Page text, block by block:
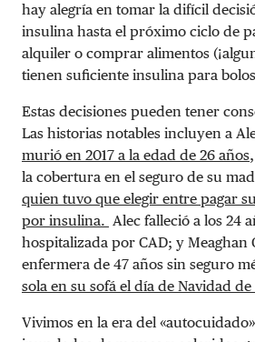
hay alegría en tomar la difícil
insulina hasta el próximo ciclo de
alquiler o comprar alimentos
tienen suficiente insulina para
Estas decisiones pueden tener
Las historias notables incluyen a
murió en 2017 a la edad de 26 años
la cobertura en el seguro de su
quien tuvo que elegir entre pagar
por insulina. Alec falleció a los 24
hospitalizada por CAD; y Meaghan
enfermera de 47 años sin seguro
sola en su sofá el día de Navidad de
Vivimos en la era del